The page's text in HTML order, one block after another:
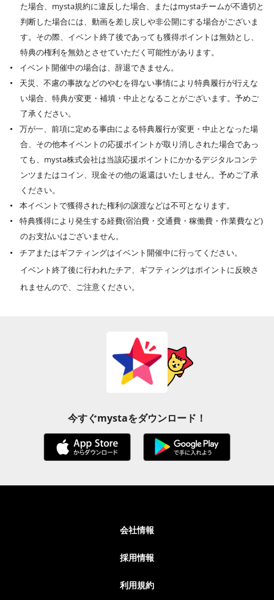
た場合、mysta規約に違反した場合、またはmystaチームが不適切と
判断した場合には、動画を差し戻しや非公開にする場合がございま
す。その際、イベント終了後であっても獲得ポイントは無効とし、
特典の権利を無効とさせていただく可能性があります。
イベント開催中の場合は、辞退できません。
天災、不慮の事故などのやむを得ない事情により特典履行が行えな
い場合、特典が変更・補填・中止となることがございます。予めご
了承ください。
万が一、前項に定める事由による特典履行が変更・中止となった場
合、その他本イベントの応援ポイントが取り消しされた場合であっ
ても、mysta株式会社は当該応援ポイントにかかるデジタルコンテ
ンツまたはコイン、現金その他の返還はいたしません。予めご了承
ください。
本イベントで獲得された権利の譲渡などは不可となります。
特典獲得により発生する経費(宿泊費・交通費・稼働費・作業費など)
のお支払いはございません。
チアまたはギフティングはイベント開催中に行ってください。
イベント終了後に行われたチア、ギフティングはポイントに反映さ
れませんので、ご注意ください。
今すぐmystaをダウンロード！
会社情報
採用情報
利用規約